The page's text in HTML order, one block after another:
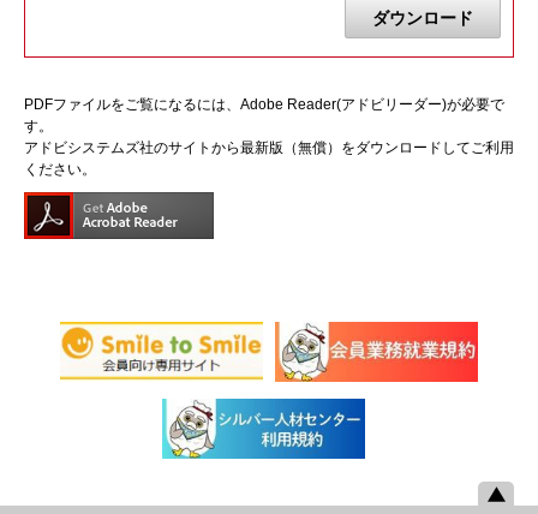
ダウンロード
PDFファイルをご覧になるには、Adobe Reader(アドビリーダー)が必要で
す。
アドビシステムズ社のサイトから最新版（無償）をダウンロードしてご利用
ください。